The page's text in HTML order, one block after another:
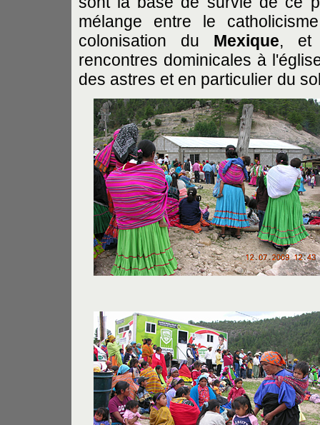
mélange entre le
colonisation du Mexique, et
rencontres dominicales à
des astres et en particulier du